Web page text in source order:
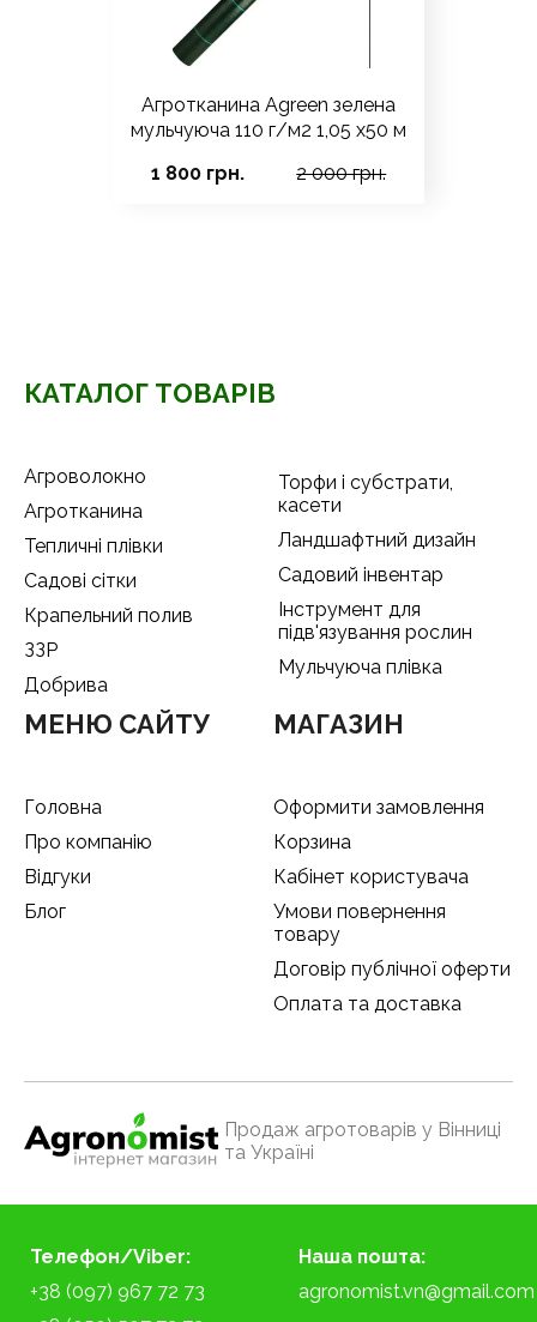
Агротканина Agreen зелена
мульчуюча 110 г/м2 1,05 х50 м
1 800 грн.
2 000 грн.
КАТАЛОГ ТОВАРІВ
Агроволокно
Агротканина
Тепличні плівки
Садові сітки
Крапельний полив
ЗЗР
Добрива
Торфи і субстрати,
касети
Ландшафтний дизайн
Садовий інвентар
Інструмент для
підв'язування рослин
Мульчуюча плівка
МЕНЮ САЙТУ
Головна
Про компанію
Відгуки
Блог
МАГАЗИН
Оформити замовлення
Корзина
Кабінет користувача
Умови повернення
товару
Договір публічної оферти
Оплата та доставка
Продаж агротоварів у Вінниці
та Україні
Телефон/Viber:
+38 (097) 967 72 73
Наша пошта:
agronomist.vn@gmail.com